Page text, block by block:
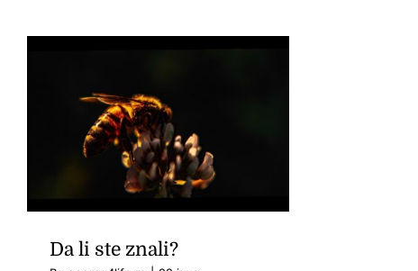
Da li ste znali?